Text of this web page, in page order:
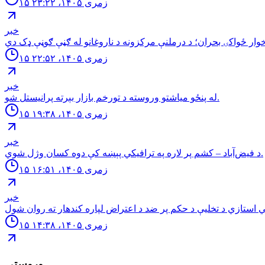
۱۵ زمری ۱۴۰۵، ۲۳:۲۲
خبر
۱۵ زمری ۱۴۰۵، ۲۲:۵۲
خبر
له پنځو مياشتو وروسته د تورخم بازار بېرته پرانيستل شو.
۱۵ زمری ۱۴۰۵، ۱۹:۳۸
خبر
د فیض‌آباد – کشم پر لاره په ترافیکي پېښه کې دوه کسان وژل شوي.
۱۵ زمری ۱۴۰۵، ۱۶:۵۱
خبر
۱۵ زمری ۱۴۰۵، ۱۴:۳۸